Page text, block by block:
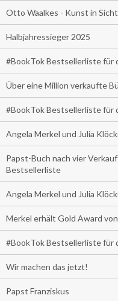
Otto Waalkes - Kunst in Sicht
Halbjahressieger 2025
#BookTok Bestsellerliste für
Über eine Million verkaufte
#BookTok Bestsellerliste für
Angela Merkel und Julia
Papst-Buch nach vier
Bestsellerliste
Angela Merkel und Julia
Merkel erhält Gold Award
#BookTok Bestsellerliste für
Wir machen das jetzt!
Papst Franziskus